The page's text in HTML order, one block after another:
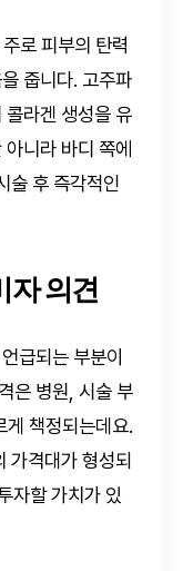
로 피부의 탄력
줍니다. 고주파
콜라겐 생성을 유
니라 바디 쪽에
술 후 즉각적인
자 의견
급되는 부분이
은 병원, 시술 부
게 책정되는데요.
가격대가 형성되
자할 가치가 있